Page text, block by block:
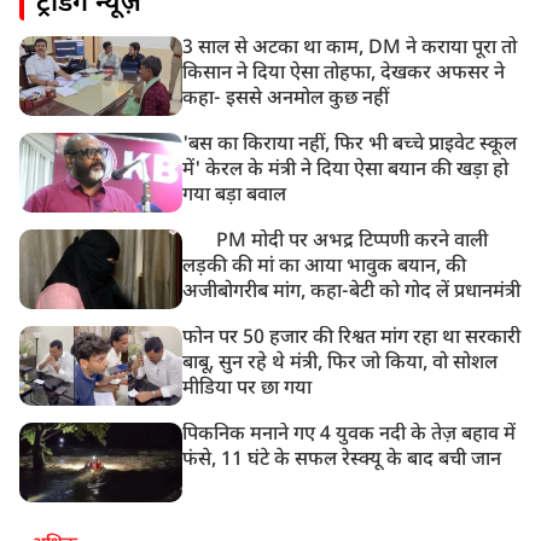
10:21 AM
हिमाचल के चंबा में बड़ा सड़क हादसा, 7 यात्रियों की मौत; 11
घायल
3 साल से अटका था काम, DM ने कराया पूरा तो
किसान ने दिया ऐसा तोहफा, देखकर अफसर ने
कहा- इससे अनमोल कुछ नहीं
'बस का किराया नहीं, फिर भी बच्चे प्राइवेट स्कूल
में' केरल के मंत्री ने दिया ऐसा बयान की खड़ा हो
गया बड़ा बवाल
PM मोदी पर अभद्र टिप्पणी करने वाली
लड़की की मां का आया भावुक बयान, की
अजीबोगरीब मांग, कहा-बेटी को गोद लें प्रधानमंत्री
फोन पर 50 हजार की रिश्वत मांग रहा था सरकारी
बाबू, सुन रहे थे मंत्री, फिर जो किया, वो सोशल
मीडिया पर छा गया
पिकनिक मनाने गए 4 युवक नदी के तेज़ बहाव में
फंसे, 11 घंटे के सफल रेस्क्यू के बाद बची जान